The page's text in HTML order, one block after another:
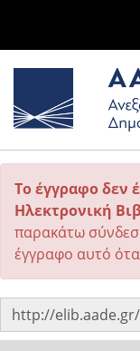
Το έγγραφο δεν
Ηλεκτρονική
παρακάτω
έγγραφο αυτό